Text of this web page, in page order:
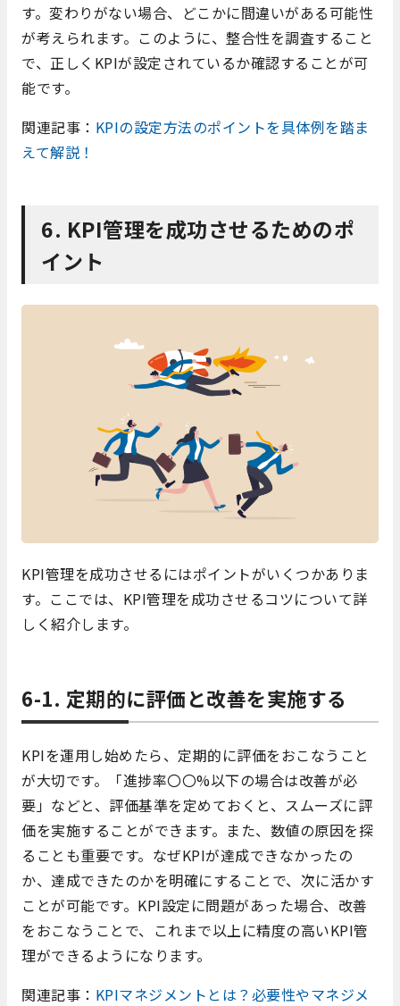
す。変わりがない場合、どこかに間違いがある可能性
が考えられます。このように、整合性を調査すること
で、正しくKPIが設定されているか確認することが可
能です。
関連記事： KPIの設定方法のポイントを具体例を踏ま
えて解説！
6. KPI管理を成功させるためのポ
イント
KPI管理を成功させるにはポイントがいくつかありま
す。ここでは、KPI管理を成功させるコツについて詳
しく紹介します。
6-1. 定期的に評価と改善を実施する
KPIを運用し始めたら、定期的に評価をおこなうこと
が大切です。「進捗率〇〇%以下の場合は改善が必
要」などと、評価基準を定めておくと、スムーズに評
価を実施することができます。また、数値の原因を探
ることも重要です。なぜKPIが達成できなかったの
か、達成できたのかを明確にすることで、次に活かす
ことが可能です。KPI設定に問題があった場合、改善
をおこなうことで、これまで以上に精度の高いKPI管
理ができるようになります。
関連記事： KPIマネジメントとは？必要性やマネジメ